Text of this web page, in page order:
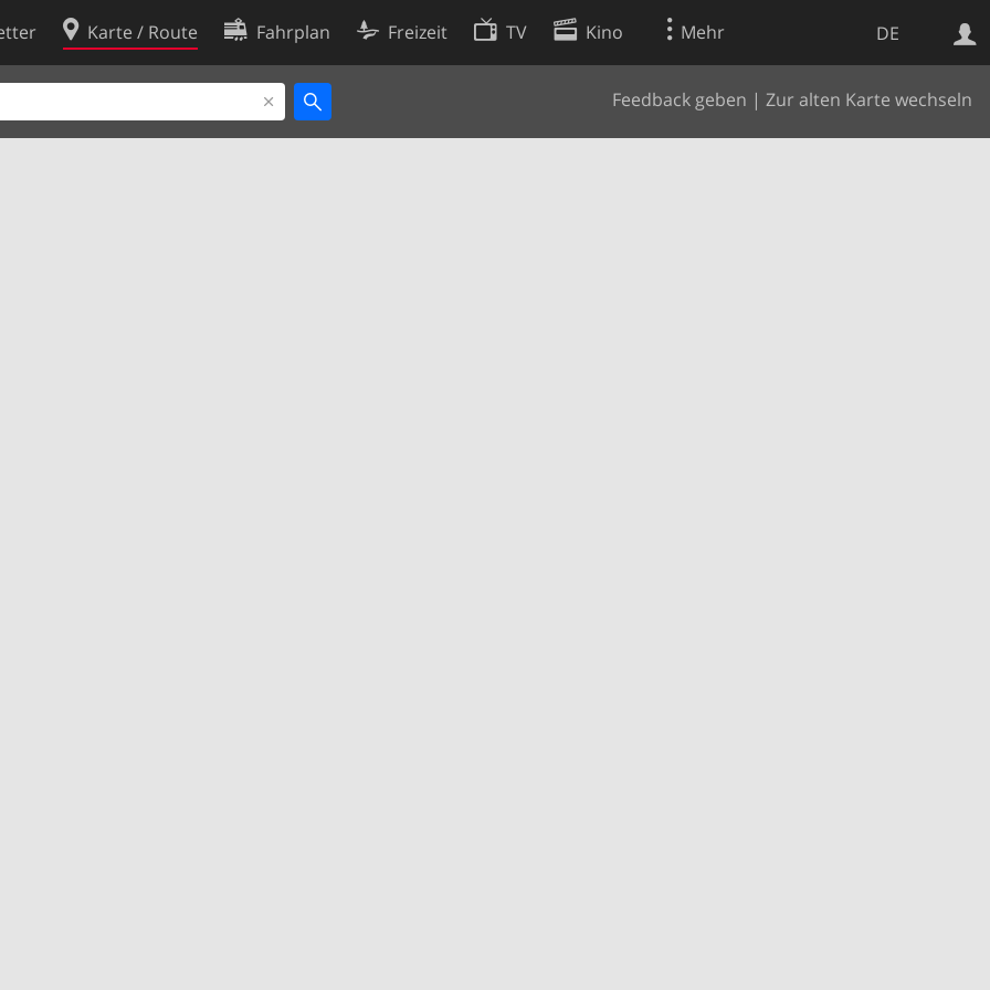
DE
Karte / Route Fahrplan Freizeit TV Kino Mehr
Feedback geben | Zur alten Karte wechseln
Websuche
Cookie-Richtlinie
Cookie-Einstellungen